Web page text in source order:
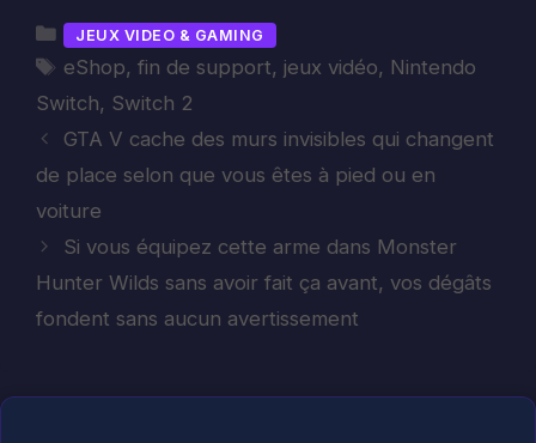
Catégories
JEUX VIDEO & GAMING
Étiquettes
eShop,fin de support, jeux vidéo, Nintendo
Switch, Switch 2
GTA V cache des murs invisibles qui changent
de place selon que vous êtes à pied ou en
voiture
Si vous équipez cette arme dans Monster
Hunter Wilds sans avoir fait ça avant, vos dégâts
fondent sans aucun avertissement